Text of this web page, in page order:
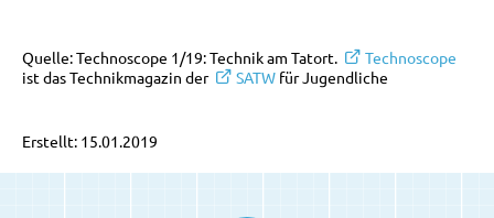
Quelle: Technoscope 1/19: Technik am Tatort.
Technoscope
ist das Technikmagazin der
SATW für Jugendliche
Erstellt: 15.01.2019